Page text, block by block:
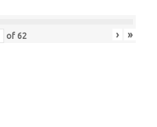
of 62 › »